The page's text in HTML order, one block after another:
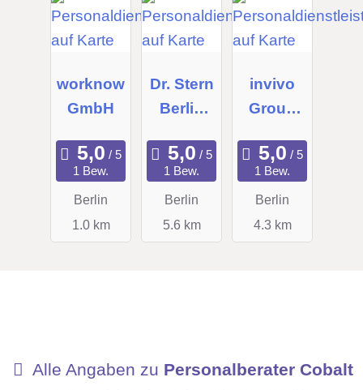
worknow
GmbH
1 Bew.
Berlin
1.0 km
Dr. Stern
Berlin
Personal
dienstlei
stungen
1 Bew.
Berlin
5.6 km
invivo
Group
1 Bew.
Berlin
4.3 km
Alle Angaben zu Personalberater Cobalt